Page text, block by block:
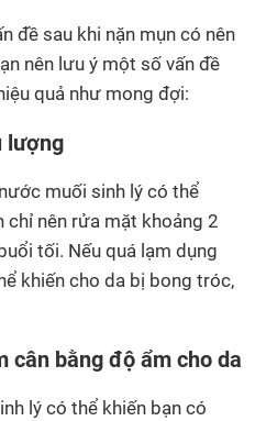
đề sau khi nặn mụn có nên
nên lưu ý một số vấn đề
quả như mong đợi:
lượng
muối sinh lý có thể
chỉ nên rửa mặt khoảng 2
tối. Nếu quá lạm dụng
khiến cho da bị bong tróc,
cân bằng độ ẩm cho da
lý có thể khiến bạn có